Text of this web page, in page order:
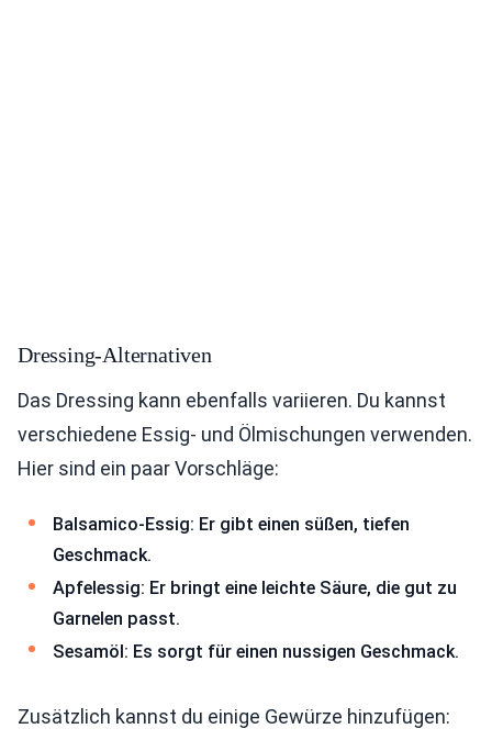
Dressing-Alternativen
Das Dressing kann ebenfalls variieren. Du kannst
verschiedene Essig- und Ölmischungen verwenden.
Hier sind ein paar Vorschläge:
Balsamico-Essig: Er gibt einen süßen, tiefen
Geschmack.
Apfelessig: Er bringt eine leichte Säure, die gut zu
Garnelen passt.
Sesamöl: Es sorgt für einen nussigen Geschmack.
Zusätzlich kannst du einige Gewürze hinzufügen: